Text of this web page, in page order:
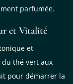
parfumée.
et Vitalité
et
du thé vert aux
pour démarrer la